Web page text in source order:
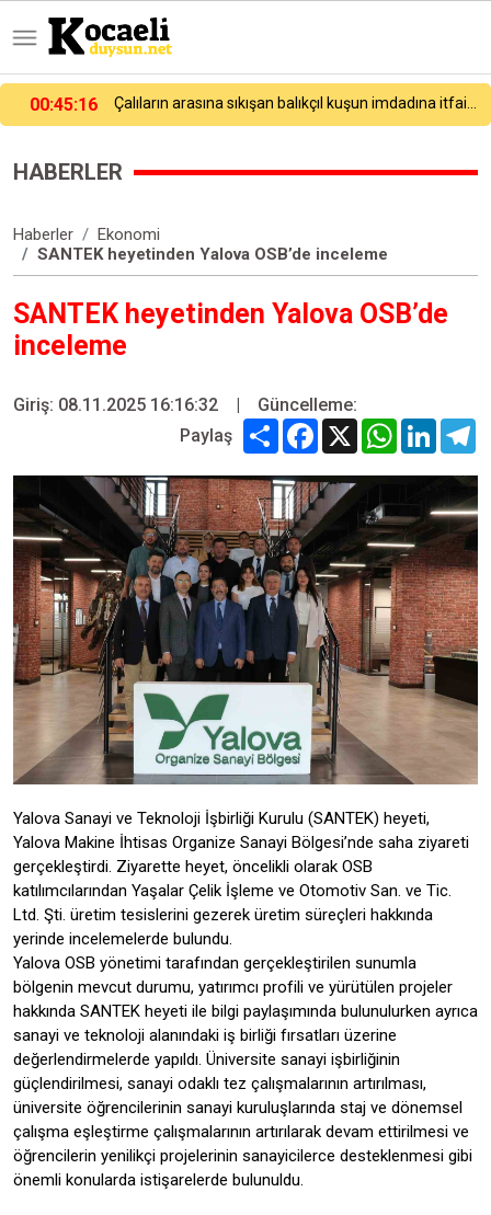
00:24:22 Avcılar’da balık tutarken denize düşen kişi hayatını kaybetti
HABERLER
Haberler
Ekonomi
SANTEK heyetinden Yalova OSB’de inceleme
SANTEK heyetinden Yalova OSB’de
inceleme
Giriş: 08.11.2025 16:16:32 |
Güncelleme:
Paylaş
Share Facebook
X WhatsApp
Yalova Sanayi ve Teknoloji İşbirliği Kurulu (SANTEK) heyeti,
Yalova Makine İhtisas Organize Sanayi Bölgesi’nde saha ziyareti
gerçekleştirdi. Ziyarette heyet, öncelikli olarak OSB
katılımcılarından Yaşalar Çelik İşleme ve Otomotiv San. ve Tic.
Ltd. Şti. üretim tesislerini gezerek üretim süreçleri hakkında
yerinde incelemelerde bulundu.
Yalova OSB yönetimi tarafından gerçekleştirilen sunumla
bölgenin mevcut durumu, yatırımcı profili ve yürütülen projeler
hakkında SANTEK heyeti ile bilgi paylaşımında bulunulurken ayrıca
sanayi ve teknoloji alanındaki iş birliği fırsatları üzerine
değerlendirmelerde yapıldı. Üniversite sanayi işbirliğinin
güçlendirilmesi, sanayi odaklı tez çalışmalarının artırılması,
üniversite öğrencilerinin sanayi kuruluşlarında staj ve dönemsel
çalışma eşleştirme çalışmalarının artırılarak devam ettirilmesi ve
öğrencilerin yenilikçi projelerinin sanayicilerce desteklenmesi gibi
önemli konularda istişarelerde bulunuldu.